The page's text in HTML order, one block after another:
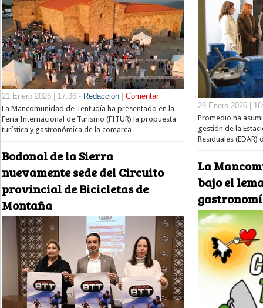
21 Enero 2026 | 17:36 - Redacción | Comentar
La Mancomunidad de Tentudía ha presentado en la
Feria Internacional de Turismo (FITUR) la propuesta
turística y gastronómica de la comarca
Bodonal de la Sierra
nuevamente sede del Circuito
provincial de Bicicletas de
Montaña
29 Enero 2026 |
Promedio ha
gestión de la
Residuales
La
bajo el